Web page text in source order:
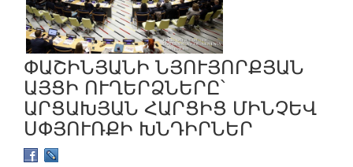
ՓԱՇԻՆՅԱՆԻ ՆՅՈՒՅՈՐՔՅԱՆ
ԱՅՑԻ ՈՒՂԵՐՁՆԵՐԸ՝
ԱՐՑԱԽՅԱՆ ՀԱՐՑԻՑ ՄԻՆՉԵՎ
ՍՓՅՈՒՌՔԻ ԽՆԴԻՐՆԵՐ